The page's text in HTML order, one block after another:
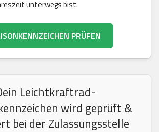
unterwegs bist.
PRÜFEN
Leichtkraftrad-
wird geprüft &
bei der Zulassungsstelle